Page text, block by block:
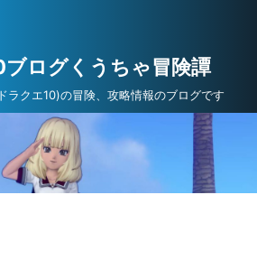
ブログくうちゃ冒険譚
ラクエ10)の冒険、攻略情報のブログです